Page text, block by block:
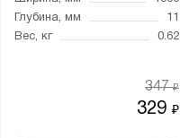
Глубина, мм
11
Вес, кг
0.62
329₽
347₽